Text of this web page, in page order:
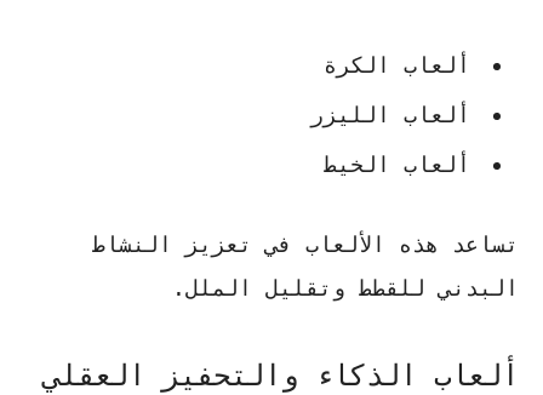
ألعاب الكرة
ألعاب الليزر
ألعاب الخيط
تساعد هذه الألعاب في تعزيز النشاط
البدني للقطط وتقليل الملل.
ألعاب الذكاء والتحفيز العقلي